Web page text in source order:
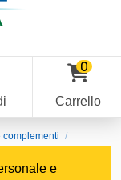
0
Carrello
complementi
e